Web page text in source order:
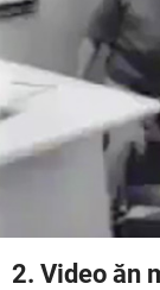
2. Video ăn